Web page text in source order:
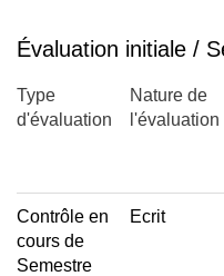
Évaluation initiale /
Type
d'évaluation
Nature de
l'évaluation
Contrôle en
cours de
Semestre
Ecrit